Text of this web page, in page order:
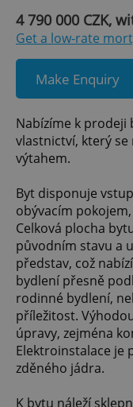
4 790 000 CZK,
Get a low-rate
Make Enquiry
Nabízíme k prodeji
vlastnictví, který se
výtahem.
Byt disponuje
obývacím
Celková plocha
původním stavu a
představ, což
bydlení přesně
rodinné bydlení,
příležitost.
úpravy, zejména
Elektroinstalace je
zděného jádra.
K bytu náleží